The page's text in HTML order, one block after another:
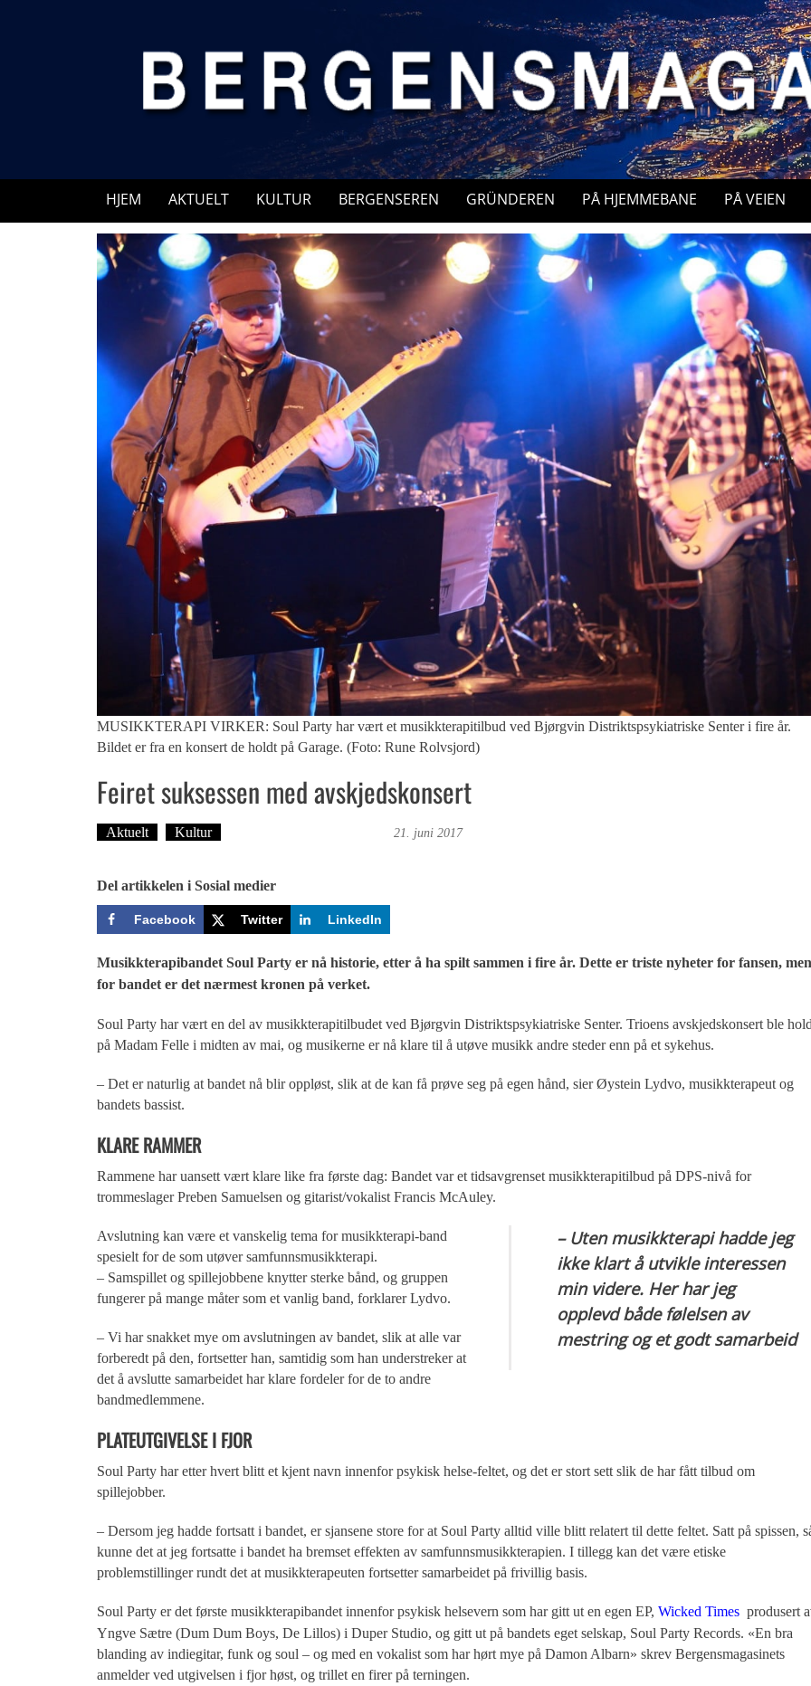
HJEM AKTUELT KULTUR BERGENSEREN GRÜNDEREN PÅ HJEMMEBANE PÅ VEIEN
MUSIKKTERAPI VIRKER: Soul Party har vært et musikkterapitilbud ved Bjørgvin Distriktspsykiatriske Senter i fire år.
Bildet er fra en konsert de holdt på Garage. (Foto: Rune Rolvsjord)
Feiret suksessen med avskjedskonsert
Aktuelt Kultur 21. juni 2017
Del artikkelen i Sosial medier
Facebook Twitter LinkedIn
Musikkterapibandet Soul Party er nå historie, etter å ha spilt sammen i fire år. Dette er triste nyheter for fansen, men
for bandet er det nærmest kronen på verket.
Soul Party har vært en del av musikkterapitilbudet ved Bjørgvin Distriktspsykiatriske Senter. Trioens avskjedskonsert ble
på Madam Felle i midten av mai, og musikerne er nå klare til å utøve musikk andre steder enn på et sykehus.
– Det er naturlig at bandet nå blir oppløst, slik at de kan få prøve seg på egen hånd, sier Øystein Lydvo, musikkterapeut og
bandets bassist.
KLARE RAMMER
Rammene har uansett vært klare like fra første dag: Bandet var et tidsavgrenset musikkterapitilbud på DPS-nivå for
trommeslager Preben Samuelsen og gitarist/vokalist Francis McAuley.
– Uten musikkterapi hadde jeg
ikke klart å utvikle interessen
min videre. Her har jeg
opplevd både følelsen av
mestring og et godt samarbeid
Avslutning kan være et vanskelig tema for musikkterapi-band
spesielt for de som utøver samfunnsmusikkterapi.
– Samspillet og spillejobbene knytter sterke bånd, og gruppen
fungerer på mange måter som et vanlig band, forklarer Lydvo.
– Vi har snakket mye om avslutningen av bandet, slik at alle var
forberedt på den, fortsetter han, samtidig som han understreker at
det å avslutte samarbeidet har klare fordeler for de to andre
bandmedlemmene.
PLATEUTGIVELSE I FJOR
Soul Party har etter hvert blitt et kjent navn innenfor psykisk helse-feltet, og det er stort sett slik de har fått tilbud om
spillejobber.
– Dersom jeg hadde fortsatt i bandet, er sjansene store for at Soul Party alltid ville blitt relatert til dette feltet. Satt på spissen,
kunne det at jeg fortsatte i bandet ha bremset effekten av samfunnsmusikkterapien. I tillegg kan det være etiske
problemstillinger rundt det at musikkterapeuten fortsetter samarbeidet på frivillig basis.
Soul Party er det første musikkterapibandet innenfor psykisk helsevern som har gitt ut en egen EP, Wicked Times produsert
Yngve Sætre (Dum Dum Boys, De Lillos) i Duper Studio, og gitt ut på bandets eget selskap, Soul Party Records. «En bra
blanding av indiegitar, funk og soul – og med en vokalist som har hørt mye på Damon Albarn» skrev Bergensmagasinets
anmelder ved utgivelsen i fjor høst, og trillet en firer på terningen.